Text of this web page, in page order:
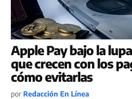
Apple Pay bajo la
que crecen con los
cómo evitarlas
por Redacción En Línea